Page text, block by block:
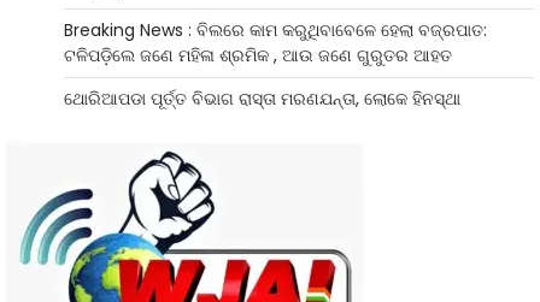
Breaking News : ବିଲରେ କାମ କରୁଥିବାବେଳେ ହେଲା ବଜ୍ରପାତ:
ଟଳିପଡ଼ିଲେ ଜଣେ ମହିଳା ଶ୍ରମିକ , ଆଉ ଜଣେ ଗୁରୁତର ଆହତ
ଥୋରିଆପଡା ପୂର୍ତ୍ତ ବିଭାଗ ରାସ୍ତା ମରଣଯନ୍ତା, ଲୋକେ ହିନସ୍ଥା